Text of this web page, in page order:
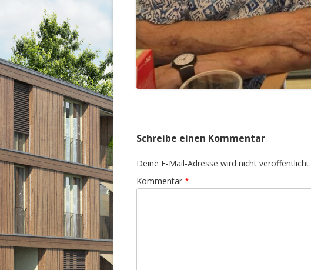
Schreibe einen Kommentar
Deine E-Mail-Adresse wird nicht veröffentlicht.
Kommentar *